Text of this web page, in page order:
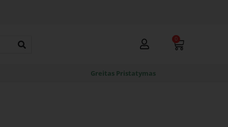
0
Greitas Pristatymas